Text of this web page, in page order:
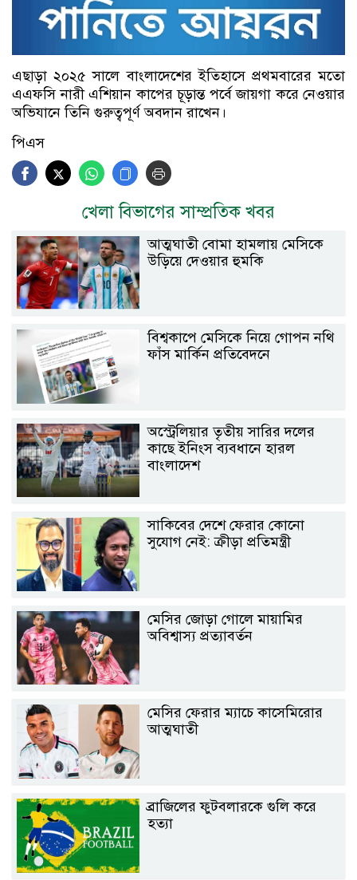
এছাড়া ২০২৫ সালে বাংলাদেশের ইতিহাসে প্রথমবারের মতো
এএফসি নারী এশিয়ান কাপের চূড়ান্ত পর্বে জায়গা করে নেওয়ার
অভিযানে তিনি গুরুত্বপূর্ণ অবদান রাখেন।
পিএস
খেলা বিভাগের সাম্প্রতিক খবর
আত্মঘাতী বোমা হামলায় মেসিকে
উড়িয়ে দেওয়ার হুমকি
বিশ্বকাপে মেসিকে নিয়ে গোপন নথি
ফাঁস মার্কিন প্রতিবেদনে
অস্ট্রেলিয়ার তৃতীয় সারির দলের
কাছে ইনিংস ব্যবধানে হারল
বাংলাদেশ
সাকিবের দেশে ফেরার কোনো
সুযোগ নেই: ক্রীড়া প্রতিমন্ত্রী
মেসির জোড়া গোলে মায়ামির
অবিশ্বাস্য প্রত্যাবর্তন
মেসির ফেরার ম্যাচে কাসেমিরোর
আত্মঘাতী
ব্রাজিলের ফুটবলারকে গুলি করে
হত্যা